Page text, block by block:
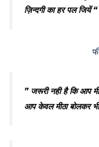
ज़िन्दगी का हर पल जियें “
” जरूरी नही है कि आप
आप केवल मीठा बोलकर